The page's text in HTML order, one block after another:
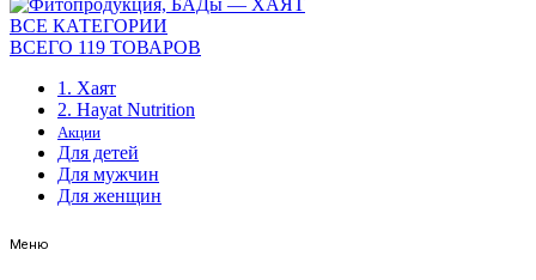
ВСЕ КАТЕГОРИИ
ВСЕГО 119 ТОВАРОВ
1. Хаят
2. Hayat Nutrition
Акции
Для детей
Для мужчин
Для женщин
Меню